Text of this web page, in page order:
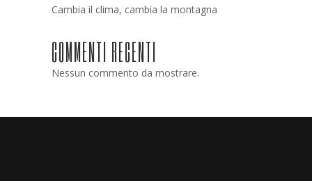
Cambia il clima, cambia la montagna
COMMENTI RECENTI
Nessun commento da mostrare.